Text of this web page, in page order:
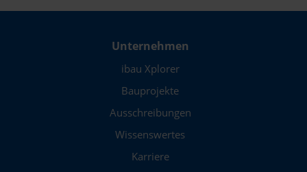
Unternehmen
ibau Xplorer
Bauprojekte
Ausschreibungen
Wissenswertes
Karriere